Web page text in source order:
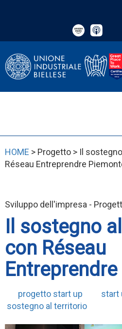
HOME > Progetto > Il
Réseau Entreprendre
Sviluppo dell'impresa -
Il sostegno
con Réseau
progetto start up
start
sostegno al territorio